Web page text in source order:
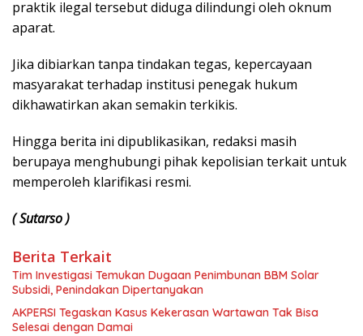
praktik ilegal tersebut diduga dilindungi oleh oknum
aparat.
Jika dibiarkan tanpa tindakan tegas, kepercayaan
masyarakat terhadap institusi penegak hukum
dikhawatirkan akan semakin terkikis.
Hingga berita ini dipublikasikan, redaksi masih
berupaya menghubungi pihak kepolisian terkait untuk
memperoleh klarifikasi resmi.
( Sutarso )
Berita Terkait
Tim Investigasi Temukan Dugaan Penimbunan BBM Solar
Subsidi, Penindakan Dipertanyakan
AKPERSI Tegaskan Kasus Kekerasan Wartawan Tak Bisa
Selesai dengan Damai